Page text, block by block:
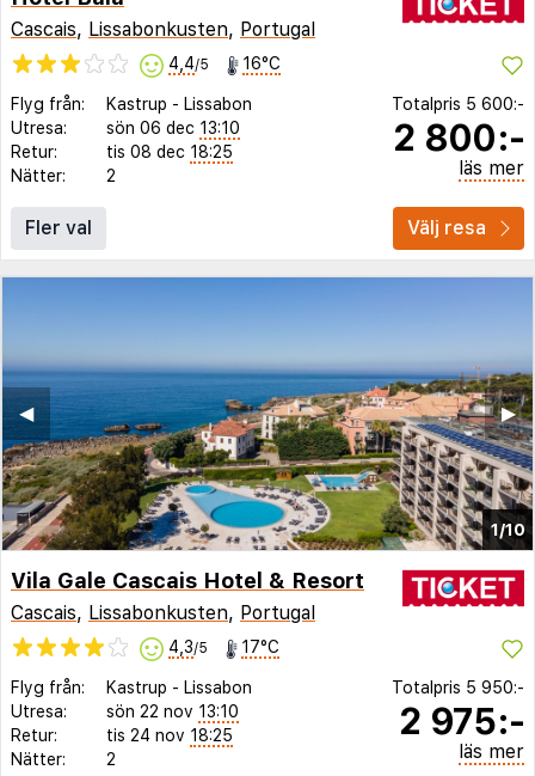
Cascais, Lissabonkusten, Portugal
4,4/5 16°C
Flyg från: Kastrup - Lissabon
Utresa:
sön 06 dec 13:10
Retur:
tis 08 dec 18:25
Nätter:
2
Totalpris 5 600:-
2 800:-
läs mer
Fler val Välj resa
1/10
▶︎
◀︎
Vila Gale Cascais Hotel & Resort
Cascais, Lissabonkusten, Portugal
4,3/5 17°C
Flyg från: Kastrup - Lissabon
Utresa:
sön 22 nov 13:10
Retur:
tis 24 nov 18:25
Nätter:
2
Totalpris 5 950:-
2 975:-
läs mer